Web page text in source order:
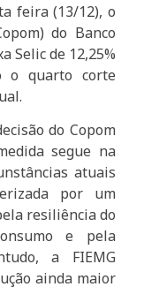
feira (13/12), o
do Banco
Selic de 12,25%
o quarto corte
do Copom
segue na
atuais
por um
resiliência do
e pela
a FIEMG
ainda maior